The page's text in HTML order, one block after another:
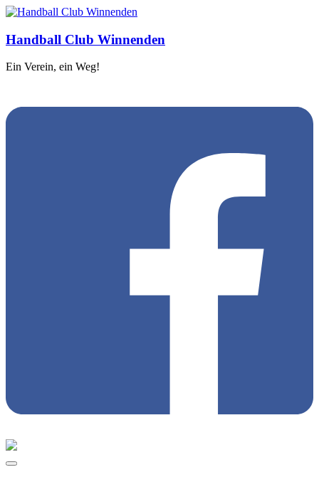
Handball Club Winnenden
Ein Verein, ein Weg!